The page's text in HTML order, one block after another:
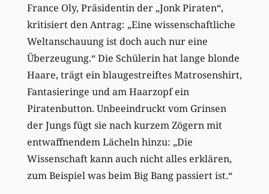
France Oly, Präsidentin der „Jonk Piraten“,
kritisiert den Antrag: „Eine wissenschaftliche
Weltanschauung ist doch auch nur eine
Überzeugung.“ Die Schülerin hat lange blonde
Haare, trägt ein blaugestreiftes Matrosenshirt,
Fantasieringe und am Haarzopf ein
Piratenbutton. Unbeeindruckt vom Grinsen
der Jungs fügt sie nach kurzem Zögern mit
entwaffnendem Lächeln hinzu: „Die
Wissenschaft kann auch nicht alles erklären,
zum Beispiel was beim Big Bang passiert ist.“